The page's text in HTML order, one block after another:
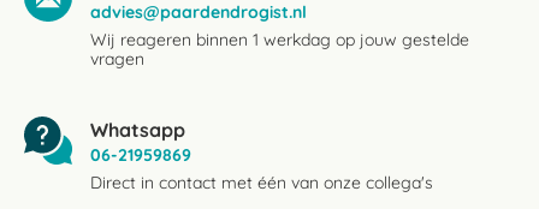
advies@paardendrogist.nl
Wij reageren binnen 1 werkdag op jouw gestelde
vragen
Whatsapp
06-21959869
Direct in contact met één van onze collega's